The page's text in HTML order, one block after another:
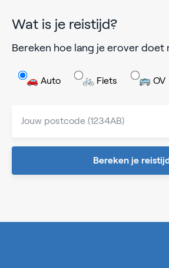
Wat is je reistijd?
Bereken hoe lang je erover doet
🚗 Auto 🚲 Fiets 🚌 OV
Bereken je